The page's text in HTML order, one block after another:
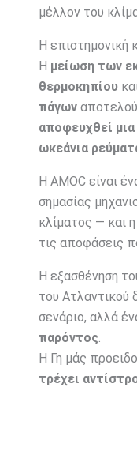
μέλλον του
Η επιστημονική
Η μείωση των
θερμοκηπίου
πάγων
αποφευχθεί
ωκεάνια
Η AMOC είναι
σημασίας
κλίματος — και
τις αποφάσεις
Η εξασθένηση
του Ατλαντικού
σενάριο, αλλά
παρόντος.
Η Γη μάς
τρέχει